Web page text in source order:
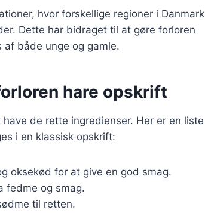
hvor forskellige regioner i Danmark
Dette har bidraget til at gøre forloren
både unge og gamle.
hare opskrift
de rette ingredienser. Her er en liste
i en klassisk opskrift:
oksekød for at give en god smag.
fedme og smag.
til retten.